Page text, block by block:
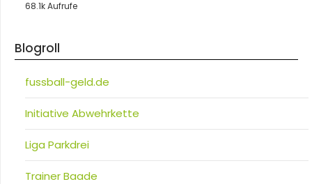
68.1k Aufrufe
Blogroll
fussball-geld.de
Initiative Abwehrkette
Liga Parkdrei
Trainer Baade